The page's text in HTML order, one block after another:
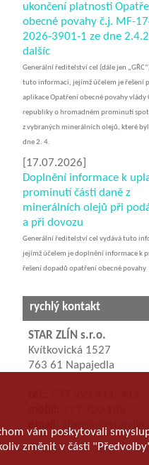
vám poskytovali
změnit v části
ukončení platnosti
obecné povahy č.j. MF-
2026-3901-1 ze dne
dalšíc
Generální ředitelství cel (dále jen
tuto informaci, jejímž účelem je řešení
aplikace Opatření obecné povahy vlády
republiky o hromadném prominutí
z vybraných minerálních olejů, které
dne 2. 4.
[17.07.2026]
Doplnění informace k
prominutí části daně z
minerálních olejů při
a při dovozu
Generální ředitelství cel vydává tuto
jejímž účelem je doplnění informace k
řešení dopadů opatření obecné povahy
rychlý kontakt
STAR ZLÍN s.r.o.
Kvítkovická 1527
763 61 Napajedla
email: